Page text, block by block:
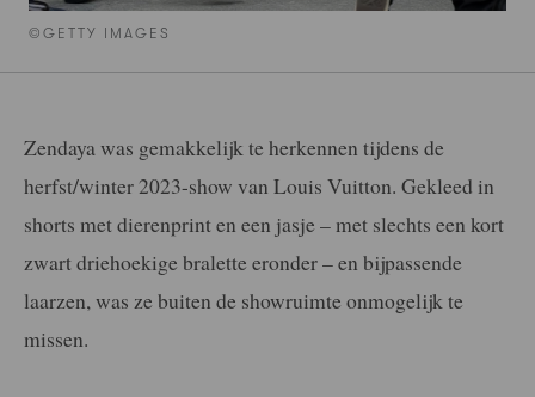
©GETTY IMAGES
Zendaya was gemakkelijk te herkennen tijdens de
herfst/winter 2023-show van Louis Vuitton. Gekleed in
shorts met dierenprint en een jasje – met slechts een kort
zwart driehoekige bralette eronder – en bijpassende
laarzen, was ze buiten de showruimte onmogelijk te
missen.